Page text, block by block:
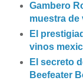
Gambero
muestra de
El
vinos
El secreto
Beefeater